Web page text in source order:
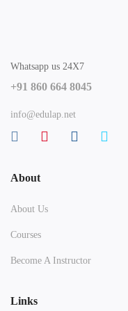
Whatsapp us 24X7
+91 860 664 8045
info@edulap.net
About
About Us
Courses
Become A Instructor
Links